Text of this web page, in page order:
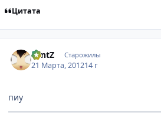
Цитата
LantZ Старожилы
21 Марта, 201214 г
пиу